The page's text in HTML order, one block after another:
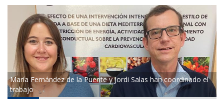
María Fernández de la Puente y Jordi Salas han coordinado el
trabajo